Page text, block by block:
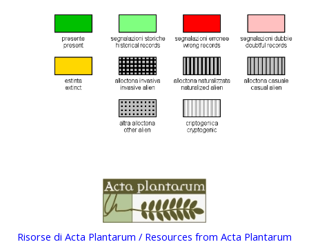
Risorse di Acta Plantarum / Resources from Acta Plantarum